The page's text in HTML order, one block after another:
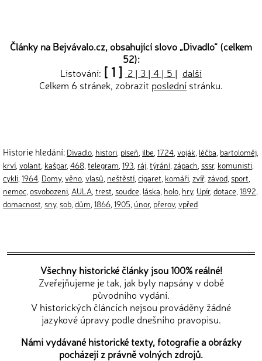
Články na Bejvávalo.cz, obsahující slovo „Divadlo“ (celkem
52):
Listování: [ 1 ] 2 | 3 | 4 | 5 | další
Celkem 6 stránek, zobrazit poslední stránku.
Historie hledání: Divadlo histori píseň ilbe 1724 voják léčba bartoloměj
krví volant kašpar, 468 telegram 193 ráj týrání zápach sssr, komunisti
cykli 1964 Domy, věno vlasů neštěstí cigaret komáři zvíř, závod sport
nemoc osvobozeni AULA trest soudce láska holo hry, Upír, dotace 1892
domacnost sny, sob dům 1866 1905 únor, přerov, vpřed
Všechny historické články jsou 100% reálné!
Zveřejňujeme je tak, jak byly napsány v době
původního vydání.
V historických článcích nejsou prováděny žádné
jazykové úpravy podle dnešního pravopisu.
Námi vydávané historické texty, fotografie a obrázky
pocházejí z právně volných zdrojů.